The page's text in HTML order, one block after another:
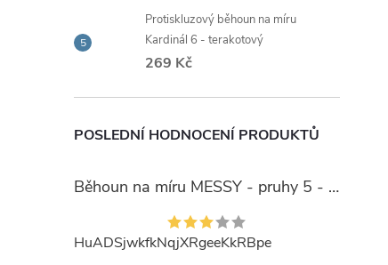
Protiskluzový běhoun na míru
Kardinál 6 - terakotový
269 Kč
POSLEDNÍ HODNOCENÍ PRODUKTŮ
Běhoun na míru MESSY - pruhy 5 - béžový
HuADSjwkfkNqjXRgeeKkRBpe